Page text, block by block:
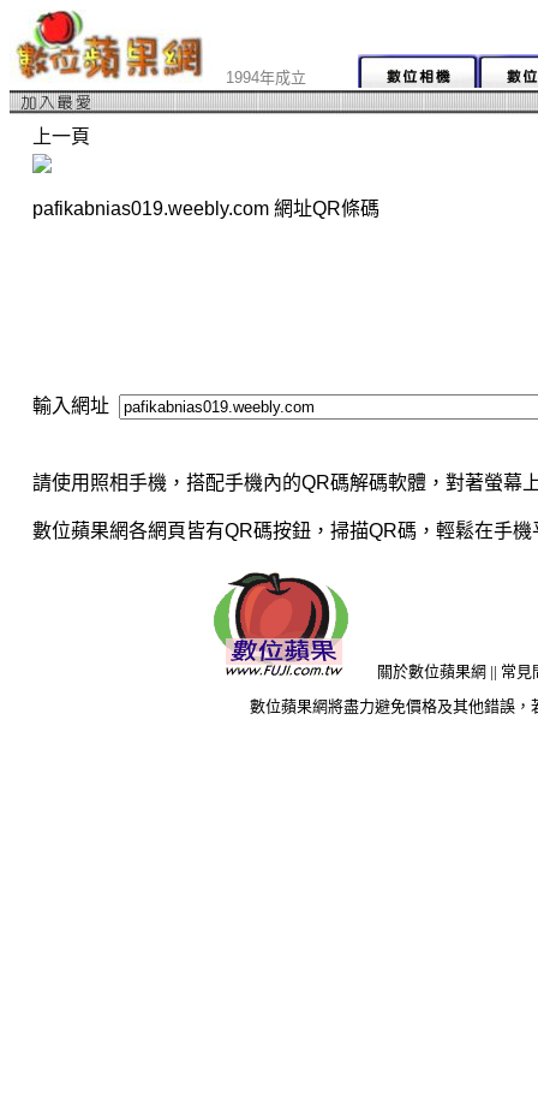
1994年成立
上一頁
pafikabnias019.weebly.com 網址QR條碼
輸入網址
請使用照相手機，搭配手機內的QR碼解碼軟體，對著螢幕
數位蘋果網各網頁皆有QR碼按鈕，掃描QR碼，輕鬆在手
關於數位蘋果網 || 常見
數位蘋果網將盡力避免價格及其他錯誤